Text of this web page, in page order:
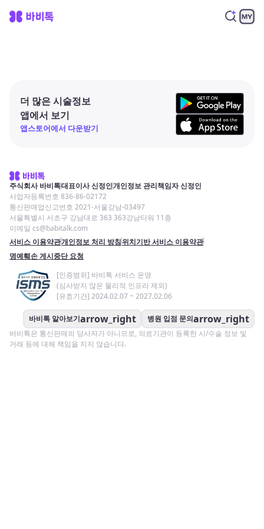
더 많은 시술정보
앱에서 보기
앱스토어에서 다운받기
주식회사 바비톡대표이사 신정인개인정보 관리책임자 신정인
사업자등록번호 836-86-02172
통신판매업신고번호 2021-서울강남-03497
서울특별시 서초구 강남대로 363 363강남타워 11층
이메일 cs@babitalk.com
서비스 이용약관개인정보 처리 방침위치기반 서비스 이용약관
명예훼손 게시중단 요청
[인증범위] 바비톡 서비스 운영
(심사받지 않은 물리적 인프라 제외)
[유효기간] 2024.02.07 ~ 2027.02.06
바비톡 알아보기arrow_right 병원 입점 문의arrow_right
바비톡은 통신판매의 당사자가 아니므로, 의료기관이 등록한 시/수술 정보 및
거래 등에 대해 책임을 지지 않습니다.